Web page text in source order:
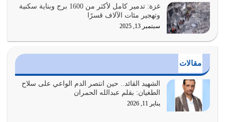
يوليو 25, 2026
الدين الذي شرعه الله لا يجوز أن يخضع لآرائنا وأهوائنا
أي أمة تتفرق في الدين وتتفرق في كيانها معناه أنها أصبحت
أمة عاجزة عن النهوض…
يوليو 23, 2026
غزة: تدمير كامل لأكثر من 1600 برج وبناية سكنية
وتهجير مئات الآلاف قسرًا
سبتمبر 13, 2025
مقالات
الشهيد القائد.. حين انتصر الدم الواعي على سلاح
الطغيان: بقلم عبدالله الحمران
يناير 11, 2026